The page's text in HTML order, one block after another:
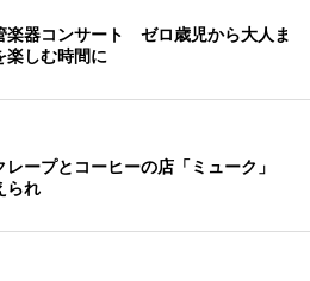
楽器コンサート ゼロ歳児から大人ま
楽しむ時間に
レープとコーヒーの店「ミューク」
られ